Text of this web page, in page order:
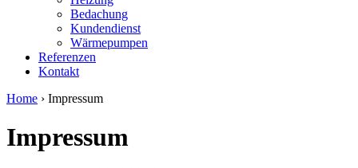
Bedachung
Kundendienst
Wärmepumpen
Referenzen
Kontakt
Home › Impressum
Impressum